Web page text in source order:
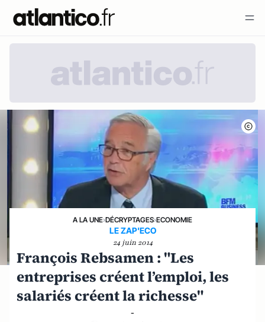
A LA UNE›DÉCRYPTAGES›ECONOMIE
LE ZAP'ECO
24 juin 2014
François Rebsamen : "Les
entreprises créent l’emploi, les
salariés créent la richesse"
-